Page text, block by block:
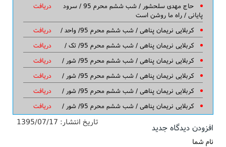
دریافت
حاج مهدی سلحشور / شب ششم محرم 95 / سرود
پایانی / راه ما روشن است
دریافت
کربلایی نریمان پناهی / شب ششم محرم 95/ واحد /
دریافت
کربلایی نریمان پناهی / شب ششم محرم 95/ تک /
دریافت
کربلایی نریمان پناهی / شب ششم محرم 95/ شور /
دریافت
کربلایی نریمان پناهی / شب ششم محرم 95/ شور /
دریافت
کربلایی نریمان پناهی / شب ششم محرم 95/ شور /
دریافت
کربلایی نریمان پناهی / شب ششم محرم 95/ شور /
تاریخ انتشار: 1395/07/17 افزودن دیدگاه جدید
نام شما